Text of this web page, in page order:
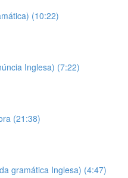
(10:22)
Inglesa) (7:22)
(21:38)
gramática Inglesa) (4:47)